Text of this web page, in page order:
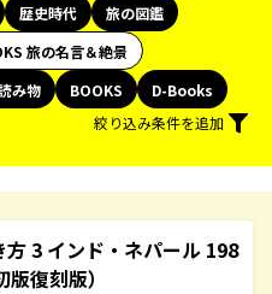
歴史時代
旅の図鑑
旅の名言＆絶景
み物 BOOKS
D-Books
絞り込み条件を追加
3 インド・ネパール 198
復刻版）